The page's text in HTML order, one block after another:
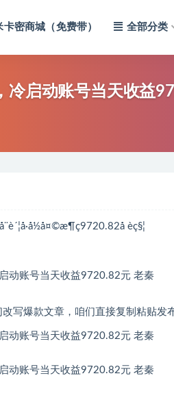
密商城（免费带） 全部分类
冷启动账号当天收益
写爆款文章，咱们直接复制粘贴发